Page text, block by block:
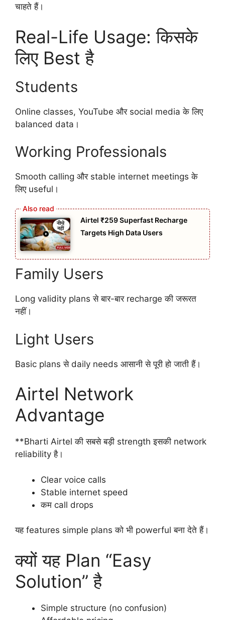
चाहते हैं।
Real-Life Usage: किसके
लिए Best है
Students
Online classes, YouTube और social media के लिए
balanced data।
Working Professionals
Smooth calling और stable internet meetings के
लिए useful।
Airtel ₹259 Superfast Recharge
Targets High Data Users
Family Users
Long validity plans से बार-बार recharge की जरूरत
नहीं।
Light Users
Basic plans से daily needs आसानी से पूरी हो जाती हैं।
Airtel Network
Advantage
**Bharti Airtel की सबसे बड़ी strength इसकी network
reliability है।
Clear voice calls
Stable internet speed
कम call drops
यह features simple plans को भी powerful बना देते हैं।
क्यों यह Plan “Easy
Solution” है
Simple structure (no confusion)